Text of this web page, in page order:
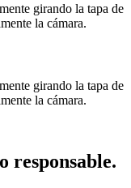
girando la tapa de
la cámara.
girando la tapa de
la cámara.
responsable.